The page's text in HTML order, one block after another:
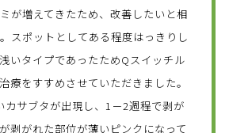
が増えてきたため、改善したいと相
スポットとしてある程度はっきりし
いタイプであったためQスイッチル
療をすすめさせていただきました。
カサブタが出現し、1－2週程で剥が
剥がれた部位が薄いピンクになって